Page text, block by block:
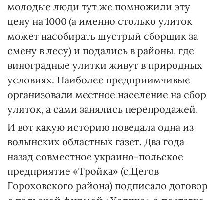
молодые люди тут же помножили эту
цену на 1000 (а именно столько улиток
может насобирать шустрый сборщик за
смену в лесу) и подались в районы, где
виноградные улитки живут в природных
условиях. Наиболее предприимчивые
организовали местное население на сбор
улиток, а сами занялись перепродажей.
И вот какую историю поведала одна из
волынских областных газет. Два года
назад совместное украино-польское
предприятие «Тройка» (с.Цегов
Гороховского района) подписало договор